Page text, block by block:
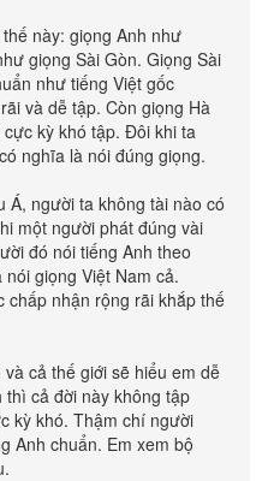
này: giọng Anh như
giọng Sài Gòn. Giọng Sài
như tiếng Việt gốc
và dễ tập. Còn giọng Hà
kỳ khó tập. Đôi khi ta
nghĩa là nói đúng giọng.
Á, người ta không tài nào có
một người phát đúng vài
đó nói tiếng Anh theo
giọng Việt Nam cả.
chấp nhận rộng rãi khắp thế
cả thế giới sẽ hiểu em dễ
cả đời này không tập
kỳ khó. Thậm chí người
Anh chuẩn. Em xem bộ